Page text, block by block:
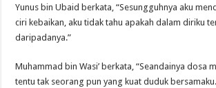
Yunus bin Ubaid berkata, “Sesungguhnya aku
ciri kebaikan, aku tidak tahu apakah dalam diriku
daripadanya.”
Muhammad bin Wasi’ berkata, “Seandainya dosa
tentu tak seorang pun yang kuat duduk